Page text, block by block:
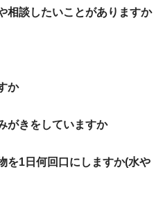
相談したいことがありますか
か
がきをしていますか
を1日何回口にしますか(水や